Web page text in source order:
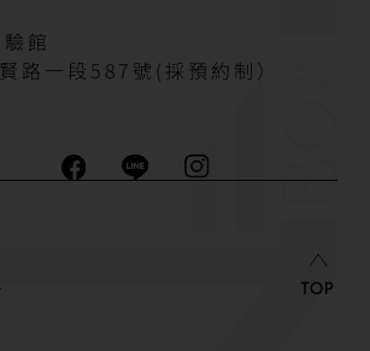
館
路一段587號(採預約制）